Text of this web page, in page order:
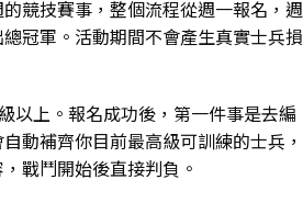
競技賽事，整個流程從週一報名，週
冠軍。活動期間不會產生真實士兵損
以上。報名成功後，第一件事是去編
動補齊你目前最高級可訓練的士兵，
戰鬥開始後直接判負。